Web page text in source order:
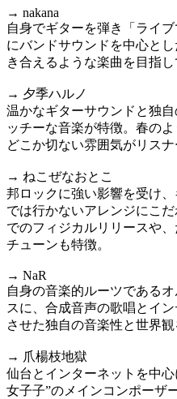
→ nakana
自身でギターを弾き「ライ
にバンドサウンドを中心と
き合えるような楽曲を目指し
→ 夕季ハルノ
温かなギターサウンドと独
ッチーな音楽が特徴。春の
どこか切ない雰囲気がリスナ
→ ねこぜなおとこ
邦ロックに強い影響を受け
では行かないアレンジにこ
でのフィジカルリリースや
チューンも特徴。
→ NaR
自身の音楽的ルーツである
スに、合成音声の歌唱とイ
させた独自の音楽性と世界観
→ 爪楊枝地獄
仙台とインターネットを中
女子子”のメインコンポーザ